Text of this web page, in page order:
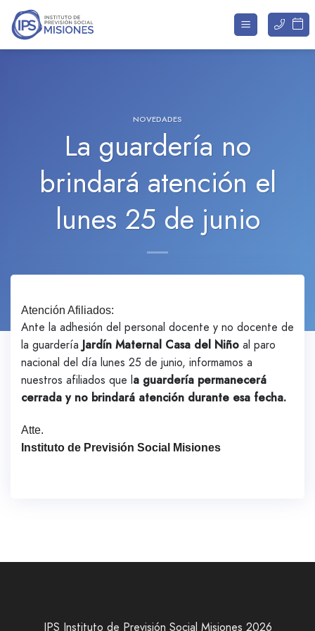
Saltar
contenido
NOVEDADES
La guardería no
brindará atención el
lunes 25 de junio
Atención Afiliados:
Ante la adhesión del personal docente y no docente de
la guardería Jardín Maternal Casa del Niño al paro
nacional del día lunes 25 de junio, informamos a
nuestros afiliados que la guardería permanecerá
cerrada y no brindará atención durante esa fecha.
Atte.
Instituto de Previsión Social Misiones
IPS Instituto de Previsión Social Misiones 2026